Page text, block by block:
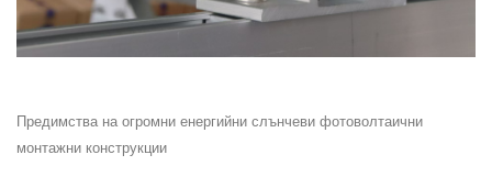
Предимства на огромни енергийни слънчеви фотоволтаични
монтажни конструкции